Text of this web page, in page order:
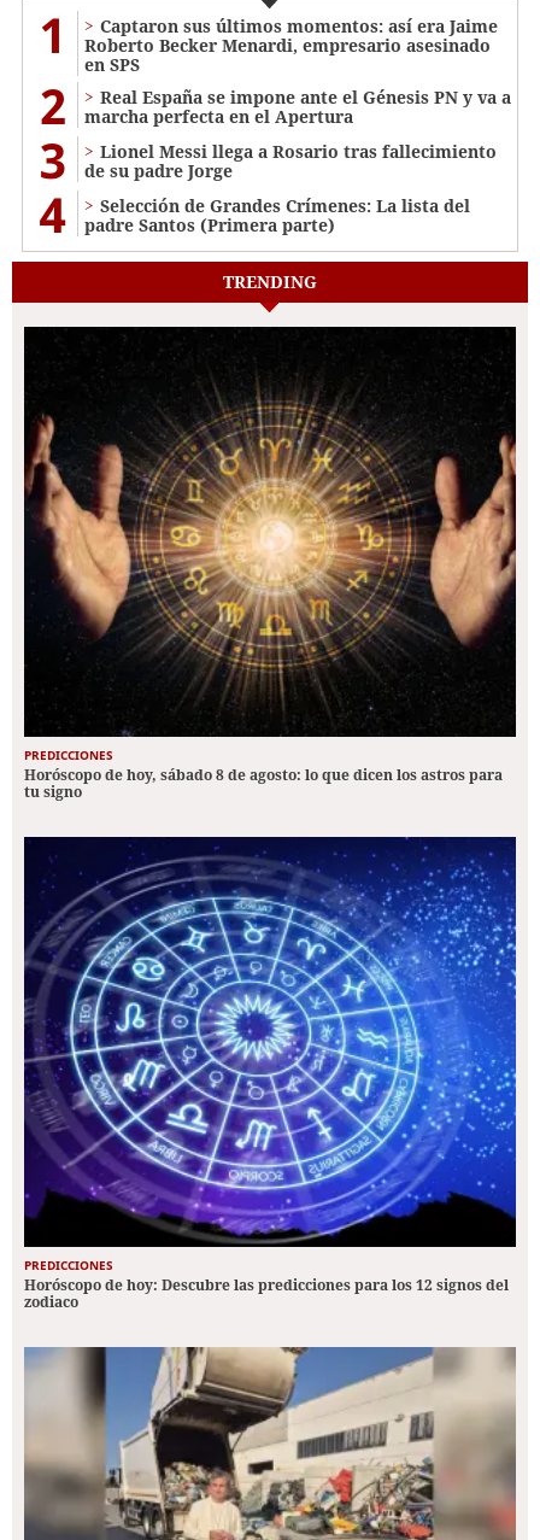
1
Captaron sus últimos momentos: así era Jaime
Roberto Becker Menardi​​​, empresario asesinado
en SPS
2
Real España se impone ante el Génesis PN y va a
marcha perfecta en el Apertura
3
Lionel Messi llega a Rosario tras fallecimiento
de su padre Jorge
4
Selección de Grandes Crímenes: La lista del
padre Santos (Primera parte)
TRENDING
PREDICCIONES
Horóscopo de hoy, sábado 8 de agosto: lo que dicen los astros para
tu signo
PREDICCIONES
Horóscopo de hoy: Descubre las predicciones para los 12 signos del
zodiaco